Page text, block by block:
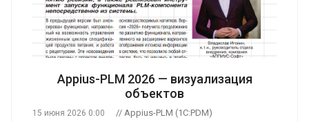
Appius-PLM 2026 — визуализация
объектов
15 июня 2026 0:00 // Appius-PLM (1C:PDM)